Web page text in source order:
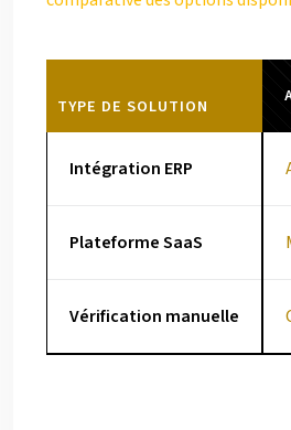
TYPE DE SOLUTION
Intégration ERP
Plateforme SaaS
Vérification manuelle